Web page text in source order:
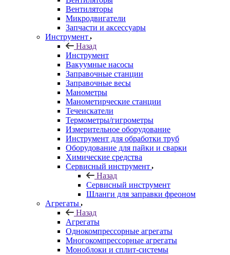
Вентиляторы
Микродвигатели
Запчасти и аксессуары
Инструмент
Назад
Инструмент
Вакуумные насосы
Заправочные станции
Заправочные весы
Манометры
Манометирческие станции
Течеискатели
Термометры/гигрометры
Измерительное оборудование
Инструмент для обработки труб
Оборудование для пайки и сварки
Химические средства
Сервисный инструмент
Назад
Сервисный инструмент
Шланги для заправки фреоном
Агрегаты
Назад
Агрегаты
Однокомпрессорные агрегаты
Многокомпрессорные агрегаты
Моноблоки и сплит-системы